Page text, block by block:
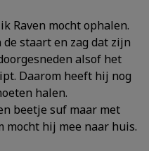
Raven mocht ophalen.
de staart en zag dat zijn
alsof het
Daarom heeft hij nog
af moeten halen.
suf maar met
mocht hij mee naar huis.